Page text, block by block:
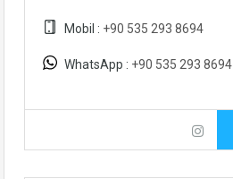
Mobil : +90 535 293 8694
WhatsApp : +90 535 293 8694